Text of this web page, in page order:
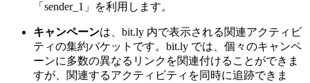
「 sender_1 」を利用します。
キャンペーンは、 bit.ly 内で表示される関連アクティビ
ティの集約バケットです。 bit.ly では、個々のキャンペ
ーンに多数の異なるリンクを関連付けることができま
すが、関連するアクティビティを同時に追跡できま